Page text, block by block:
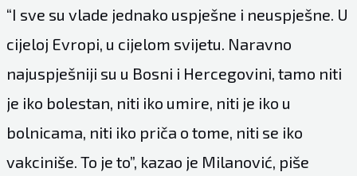
“I sve su vlade jednako uspješne i neuspješne. U
cijeloj Evropi, u cijelom svijetu. Naravno
najuspješniji su u Bosni i Hercegovini, tamo niti
je iko bolestan, niti iko umire, niti je iko u
bolnicama, niti iko priča o tome, niti se iko
vakciniše. To je to”, kazao je Milanović, piše